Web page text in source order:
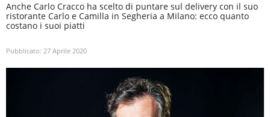
Anche Carlo Cracco ha scelto di puntare sul delivery con il suo
ristorante Carlo e Camilla in Segheria a Milano: ecco quanto
costano i suoi piatti
Pubblicato: 27 Aprile 2020